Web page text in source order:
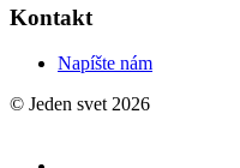
Kontakt
Napíšte nám
© Jeden svet 2026